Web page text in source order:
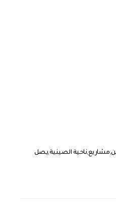
مشاريعناحية الصينيةيصل